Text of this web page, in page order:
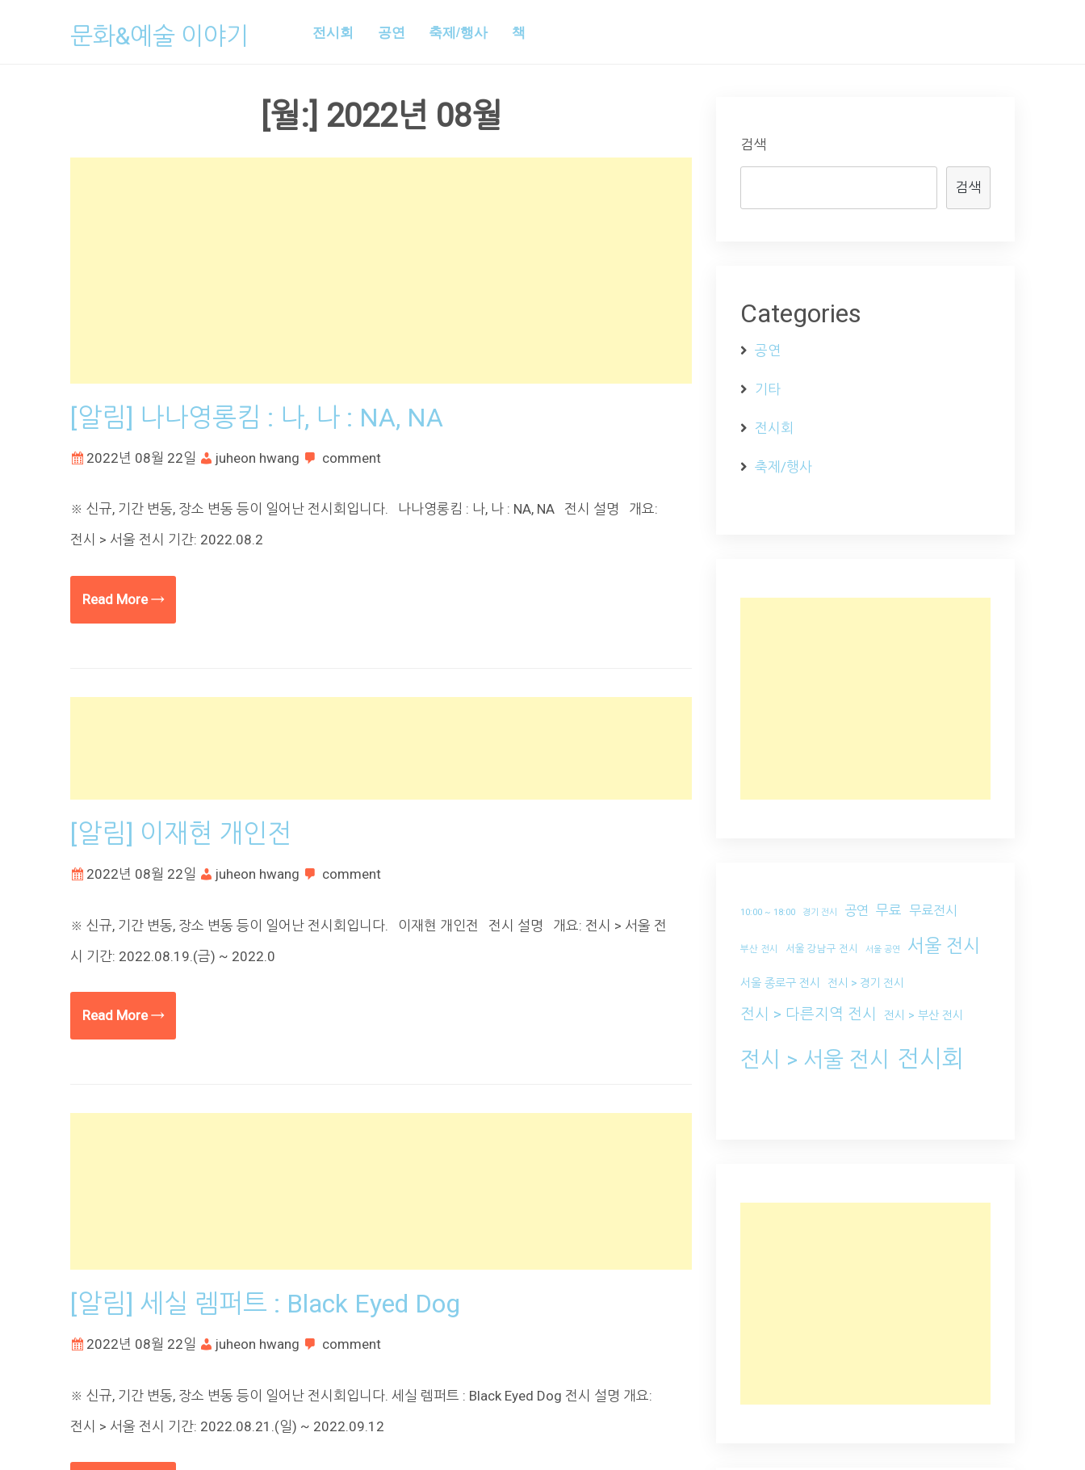
문화&예술 이야기 전시회 공연 축제/행사 책
[월:] 2022년 08월
[알림] 나나영롱킴 : 나, 나 : NA, NA
2022년 08월 22일 juheon hwang comment
※ 신규, 기간 변동, 장소 변동 등이 일어난 전시회입니다. 나나영롱킴 : 나, 나 : NA, NA 전시 설명 개요:
전시 > 서울 전시 기간: 2022.08.2
Read More →
[알림] 이재현 개인전
2022년 08월 22일 juheon hwang comment
※ 신규, 기간 변동, 장소 변동 등이 일어난 전시회입니다. 이재현 개인전 전시 설명 개요: 전시 > 서울 전
시 기간: 2022.08.19.(금) ~ 2022.0
Read More →
[알림] 세실 렘퍼트 : Black Eyed Dog
2022년 08월 22일 juheon hwang comment
※ 신규, 기간 변동, 장소 변동 등이 일어난 전시회입니다. 세실 렘퍼트 : Black Eyed Dog 전시 설명 개요:
전시 > 서울 전시 기간: 2022.08.21.(일) ~ 2022.09.12
검색
검색
Categories
공연
기타
전시회
축제/행사
10:00 ~ 18:00 경기 전시 공연 무료 무료전시
부산 전시 서울 강남구 전시 서울 공연 서울 전시
서울 종로구 전시 전시 > 경기 전시
전시 > 다른지역 전시 전시 > 부산 전시
전시 > 서울 전시 전시회